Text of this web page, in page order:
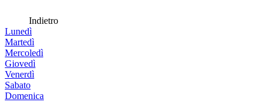
Indietro
Lunedì
Martedì
Mercoledì
Giovedì
Venerdì
Sabato
Domenica